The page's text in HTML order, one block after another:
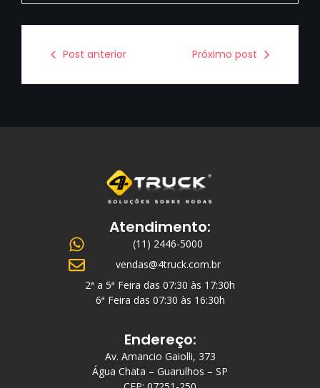
Post anterior Próximo post
Atendimento:
(11) 2446-5000
vendas@4truck.com.br
2ª a 5ª Feira das 07:30 às 17:30h
6ª Feira das 07:30 às 16:30h
Endereço:
Av. Amancio Gaiolli, 373
Água Chata – Guarulhos – SP